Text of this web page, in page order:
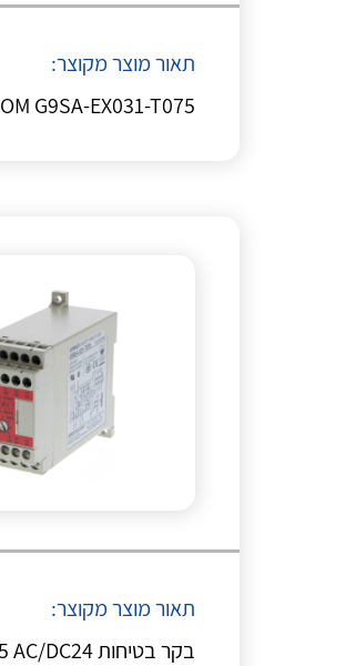
תאור מוצר מקוצר:
OM G9SA-EX031-T075 הרחבה לבקר בטיחות
תאור מוצר מקוצר:
בקר בטיחות OM G9SA-321-T15 AC/DC24